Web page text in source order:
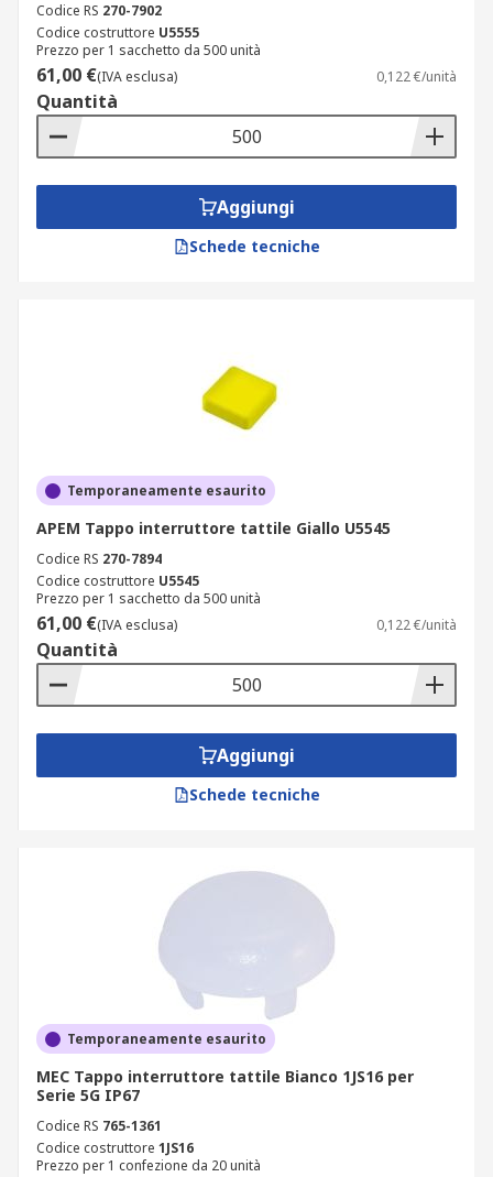
Codice RS 270-7902
Codice costruttore U5555
Prezzo per 1 sacchetto da 500 unità
61,00 €(IVA esclusa) 0,122 €/unità
Quantità
Aggiungi
Schede tecniche
Temporaneamente esaurito
APEM Tappo interruttore tattile Giallo U5545
Codice RS 270-7894
Codice costruttore U5545
Prezzo per 1 sacchetto da 500 unità
61,00 €(IVA esclusa) 0,122 €/unità
Quantità
Aggiungi
Schede tecniche
Temporaneamente esaurito
MEC Tappo interruttore tattile Bianco 1JS16 per
Serie 5G IP67
Codice RS 765-1361
Codice costruttore 1JS16
Prezzo per 1 confezione da 20 unità